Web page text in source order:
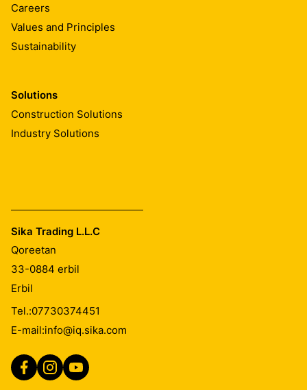
Careers
Values and Principles
Sustainability
Solutions
Construction Solutions
Industry Solutions
Sika Trading L.L.C
Qoreetan
33-0884 erbil
Erbil
Tel.:07730374451
E-mail:info@iq.sika.com